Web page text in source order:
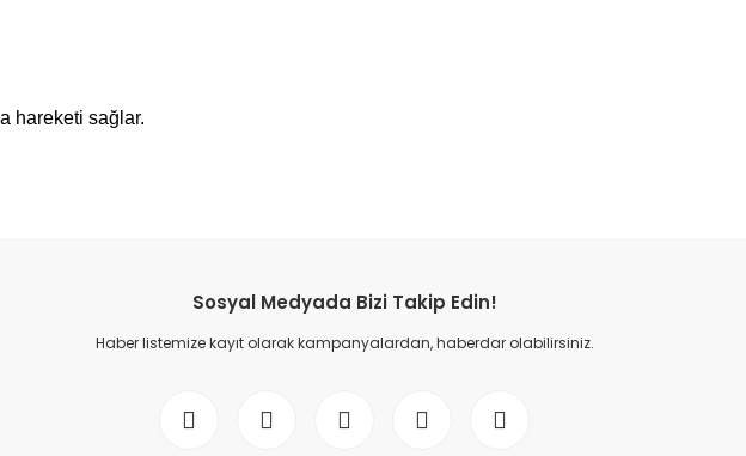
hareketi sağlar.
Sosyal Medyada Bizi Takip Edin!
Haber listemize kayıt olarak kampanyalardan, haberdar olabilirsiniz.